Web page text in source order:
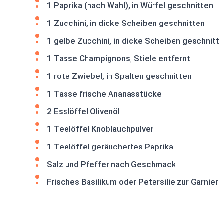
1 Paprika (nach Wahl), in Würfel geschnitten
1 Zucchini, in dicke Scheiben geschnitten
1 gelbe Zucchini, in dicke Scheiben
1 Tasse Champignons, Stiele entfernt
1 rote Zwiebel, in Spalten geschnitten
1 Tasse frische Ananasstücke
2 Esslöffel Olivenöl
1 Teelöffel Knoblauchpulver
1 Teelöffel geräuchertes Paprika
Salz und Pfeffer nach Geschmack
Frisches Basilikum oder Petersilie zur